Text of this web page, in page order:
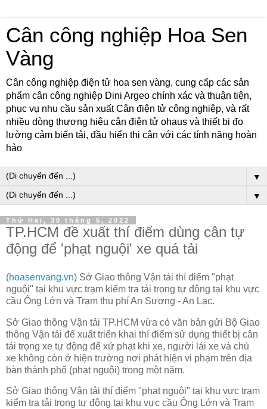
Cân công nghiệp Hoa Sen
Vàng
Cân công nghiệp điện tử hoa sen vàng, cung cấp các sản
phẩm cân công nghiệp Dini Argeo chính xác và thuận tiện,
phục vụ nhu cầu sản xuất Cân điện tử công nghiệp, và rất
nhiều dòng thương hiệu cân điện tử ohaus và thiết bị đo
lường cảm biến tải, đầu hiển thị cân với các tính năng hoàn
hảo
▼
▼
Thứ Hai, 30 tháng 5, 2022
TP.HCM đề xuất thí điểm dùng cân tự
động để 'phạt nguội' xe quá tải
(hoasenvang.vn) Sở Giao thông Vận tải thí điểm "phạt
nguội" tại khu vực trạm kiểm tra tải trọng tự động tại khu vực
cầu Ông Lớn và Trạm thu phí An Sương - An Lạc.
Sở Giao thông Vận tải TP.HCM vừa có văn bản gửi Bộ Giao
thông Vận tải để xuất triển khai thí điểm sử dụng thiết bị cân
tải trọng xe tự động để xử phạt khi xe, người lái xe và chủ
xe không còn ở hiện trường nơi phát hiện vi phạm trên địa
bàn thành phố (phạt nguội) trong một năm.
Sở Giao thông Vận tải thí điểm "phạt nguội" tại khu vực trạm
kiểm tra tải trọng tự động tại khu vực cầu Ông Lớn và Trạm